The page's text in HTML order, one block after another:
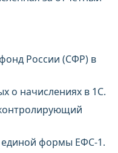
России (СФР) в
о начислениях в 1С.
единой формы ЕФС-1.